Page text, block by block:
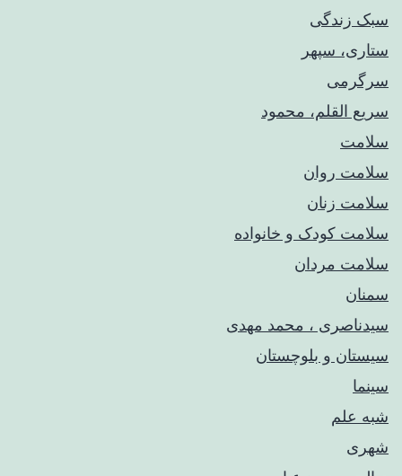
سبک زندگی
ستاری، سپهر
سرگرمی
سریع القلم، محمود
سلامت
سلامت روان
سلامت زنان
سلامت کودک‌ و خانواده
سلامت مردان
سمنان
سیدناصری ، محمد مهدی
سیستان و بلوچستان
سینما
شبه علم
شهری